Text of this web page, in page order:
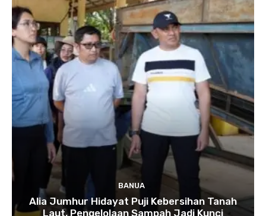
BANUA
Alia Jumhur Hidayat Puji Kebersihan Tanah
Laut, Pengelolaan Sampah Jadi Kunci